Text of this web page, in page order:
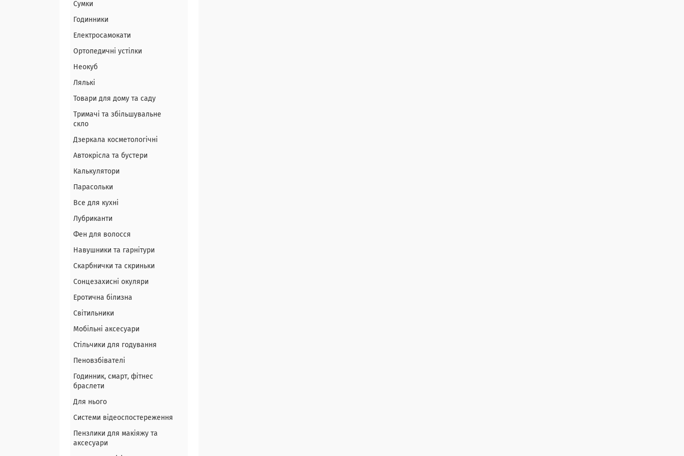
Сумки
Годинники
Електросамокати
Ортопедичні устілки
Неокуб
Лялькі
Товари для дому та саду
Тримачі та збільшувальне
скло
Дзеркала косметологічні
Автокрісла та бустери
Калькулятори
Парасольки
Все для кухні
Лубриканти
Фен для волосся
Навушники та гарнітури
Скарбнички та скриньки
Сонцезахисні окуляри
Еротична білизна
Світильники
Мобільні аксесуари
Стільчики для годування
Пеновзбівателі
Годинник, смарт, фітнес
браслети
Для нього
Системи відеоспостереження
Пензлики для макіяжу та
аксесуари